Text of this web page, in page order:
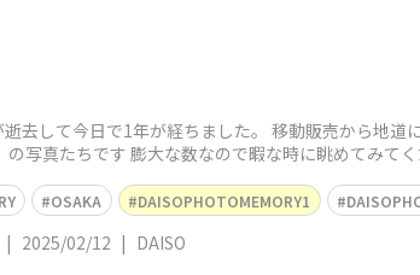
去して今日で1年が経ちました。 移動販売から地
写真たちです 膨大な数なので暇な時に眺めてみて
OSAKA DAISOPHOTOMEMORY1
| 2025/02/12 | DAISO